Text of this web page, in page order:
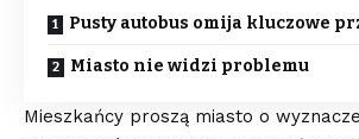
Pusty autobus omija kluczowe
Miasto nie widzi problemu
Mieszkańcy proszą miasto o